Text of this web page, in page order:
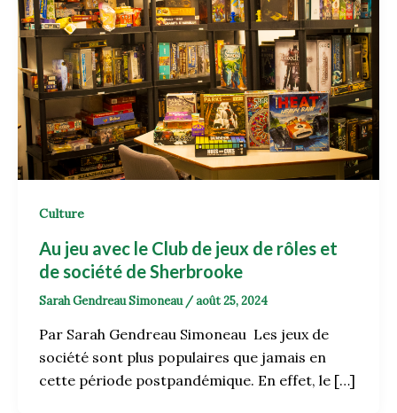
Culture
Au jeu avec le Club de jeux de rôles et
de société de Sherbrooke
Sarah Gendreau Simoneau /août 25, 2024
Par Sarah Gendreau Simoneau Les jeux de
société sont plus populaires que jamais en
cette période postpandémique. En effet, le […]